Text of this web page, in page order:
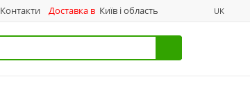
Контакти Доставка в Київ і область UK